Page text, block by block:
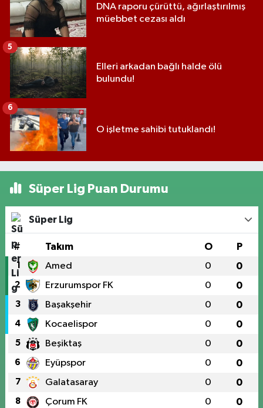
DNA raporu çürüttü, ağırlaştırılmış
müebbet cezası aldı
Elleri arkadan bağlı halde ölü
bulundu!
5
O işletme sahibi tutuklandı!
6
Süper Lig Puan Durumu
Süper Lig
# Takım O P
1 Amed 0 0
2 Erzurumspor FK 0 0
3 Başakşehir 0 0
4 Kocaelispor 0 0
5 Beşiktaş 0 0
6 Eyüpspor 0 0
7 Galatasaray 0 0
8 Çorum FK 0 0